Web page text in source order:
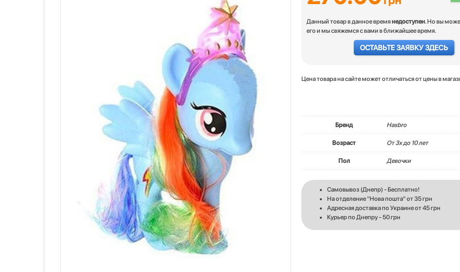
Данный товар в данное времянедоступен. Но вы
его и мы свяжемся с вами в ближайшее время.
ОСТАВЬТЕ ЗАЯВКУ ЗДЕСЬ
Цена товара на сайте может отличаться от цены в
Бренд Hasbro
Возраст От 3х до 10 лет
Пол Девочки
Самовывоз (Днепр) - Бесплатно!
На отделение "Нова пошта" от 35 грн
Адресная доставка по Украине от 45 грн
Курьер по Днепру - 50 грн